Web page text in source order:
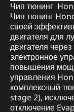
Чип тюнинг
Чип тюнинг
своей
двигателя для
двигателя
электронное
повышения
управления
комплексный
stage 2),
отключение